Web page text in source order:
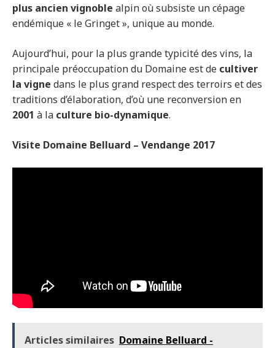
plus ancien vignoble alpin où subsiste un cépage
endémique « le Gringet », unique au monde.
Aujourd’hui, pour la plus grande typicité des vins, la
principale préoccupation du Domaine est de cultiver
la vigne dans le plus grand respect des terroirs et des
traditions d’élaboration, d’où une reconversion en
2001 à la culture bio-dynamique.
Visite Domaine Belluard – Vendange 2017
Articles similaires Domaine Belluard -